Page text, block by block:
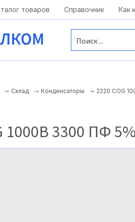
д.1 офис 1
товаров Справочник Как
Склад Конденсаторы 2220 COG
1000B 3300 ПФ